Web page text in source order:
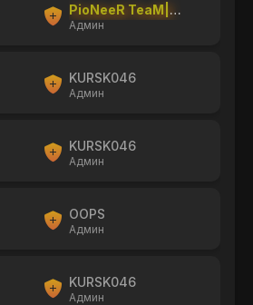
PioNeeR TeaM|shishka
Админ
KURSK046
Админ
KURSK046
Админ
OOPS
Админ
KURSK046
Админ